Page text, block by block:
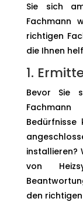
Sie sich
Fachmann
richtigen
die Ihnen
1.
Bevor Sie
installieren?
von
den